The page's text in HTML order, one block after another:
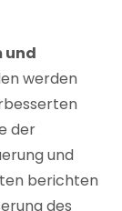
und
werden
der
und
berichten
des